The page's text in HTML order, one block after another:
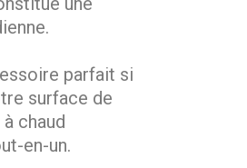
parfait si
surface de
chaud
en-un.